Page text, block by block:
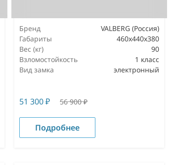
Бренд
VALBERG (Россия)
Габариты
460x440x380
Вес (кг)
90
Взломостойкость
1 класс
Вид замка
электронный
51 300₽ 56 900₽
Подробнее